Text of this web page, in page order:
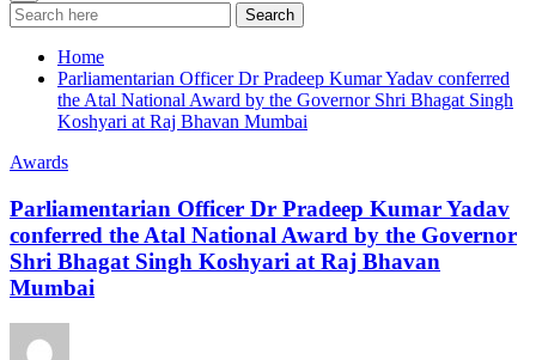
Search
Home
Parliamentarian Officer Dr Pradeep Kumar Yadav conferred
the Atal National Award by the Governor Shri Bhagat Singh
Koshyari at Raj Bhavan Mumbai
Awards
Parliamentarian Officer Dr Pradeep Kumar Yadav
conferred the Atal National Award by the Governor
Shri Bhagat Singh Koshyari at Raj Bhavan
Mumbai